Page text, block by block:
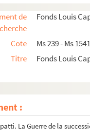
de
Fonds Louis
Cote
Ms 239 - Ms
Titre
Fonds Louis
:
La guerre
Armorial des
La Patrie en danger à
Deux poètes Niçois :
La Conquête de Haut-
La Guerre dans le haut-
La Guerre de la